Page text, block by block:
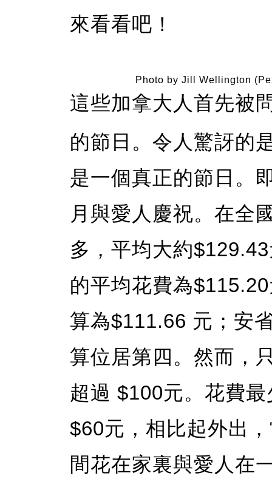
來看看吧！
Photo by Jill Wellington
這些加拿大人首先被
的節日。令人驚訝的
是一個真正的節日。
月與愛人慶祝。在全
多，平均大約
的平均花費為
算為$111.66 元；安
算位居第四。然而，
超過 $100元。花費
$60元，相比起外出
間花在家裏與愛人在